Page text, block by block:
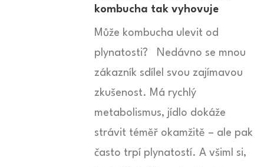
kombucha tak vyhovuje
Může kombucha ulevit od
plynatosti? Nedávno se mnou
zákazník sdílel svou zajímavou
zkušenost. Má rychlý
metabolismus, jídlo dokáže
strávit téměř okamžitě – ale pak
často trpí plynatostí. A všiml si,